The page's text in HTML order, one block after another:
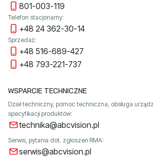
801-003-119
Telefon stacjonarny:
+48 24 362-30-14
Sprzedaż:
+48 516-689-427
+48 793-221-737
WSPARCIE TECHNICZNE
Dział techniczny, pomoc techniczna, obsługa
specyfikacji produktów:
technika@abcvision.pl
Serwis, pytania dot. zgłoszeń RMA:
serwis@abcvision.pl